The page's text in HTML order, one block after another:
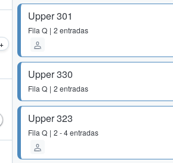
Upper 301
Fila Q 2 entradas
Upper 330
Fila Q 2 entradas
Upper 323
Fila Q 2 - 4 entradas